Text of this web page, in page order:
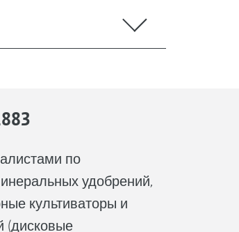
по
удобрений,
культиваторы и
(дисковые